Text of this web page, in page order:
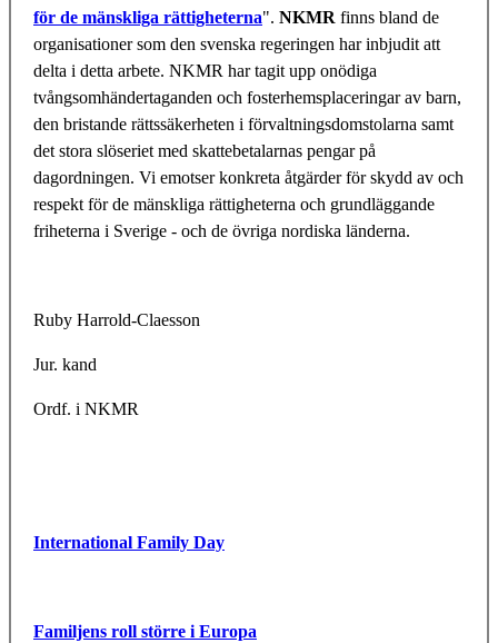
för de mänskliga rättigheterna". NKMR finns bland de
organisationer som den svenska regeringen har inbjudit att
delta i detta arbete. NKMR har tagit upp onödiga
tvångsomhändertaganden och fosterhemsplaceringar av barn,
den bristande rättssäkerheten i förvaltningsdomstolarna samt
det stora slöseriet med skattebetalarnas pengar på
dagordningen. Vi emotser konkreta åtgärder för skydd av och
respekt för de mänskliga rättigheterna och grundläggande
friheterna i Sverige - och de övriga nordiska länderna.
Ruby Harrold-Claesson
Jur. kand
Ordf. i NKMR
International Family Day
Familjens roll större i Europa